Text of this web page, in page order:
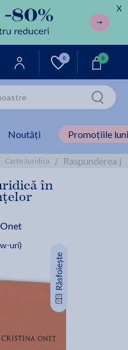
X
0 0
Noutăți Promoțiile
Carte Juridica / Raspunderea
în
uri)